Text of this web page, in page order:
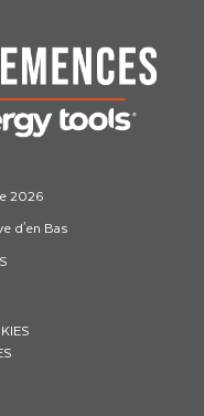
2026
d'en Bas